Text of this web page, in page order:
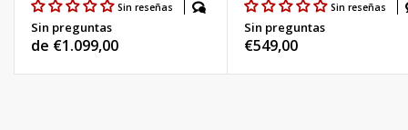
Sin reseñas
Sin preguntas
Precio
de €1.099,00
Sin reseñas
Sin preguntas
Precio
€549,00